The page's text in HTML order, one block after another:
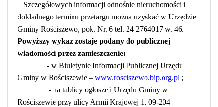
Szczegółowych informacji odnośnie nieruchomości i
dokładnego terminu przetargu można uzyskać w Urzędzie
Gminy Rościszewo, pok. Nr. 6 tel. 24 2764017 w. 46.
Powyższy wykaz zostaje podany do publicznej
wiadomości przez zamieszczenie:
- w Biuletynie Informacji Publicznej Urzędu
Gminy w Rościszewie – www.rosciszewo.bip.org.pl ;
- na tablicy ogłoszeń Urzędu Gminy w
Rościszewie przy ulicy Armii Krajowej 1, 09-204